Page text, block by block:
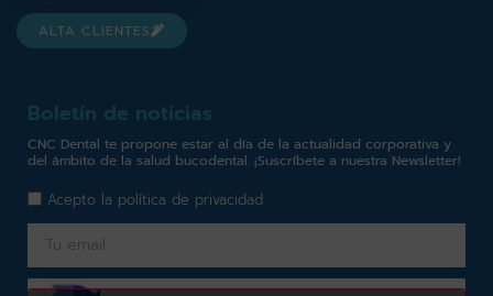
ALTA CLIENTES
Boletín de noticias
CNC Dental te propone estar al día de la actualidad corporativa y
del ámbito de la salud bucodental. ¡Suscríbete a nuestra Newsletter!
Acepto la política de privacidad